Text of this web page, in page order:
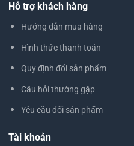
Hỗ trợ khách hàng
Hướng dẫn mua hàng
Hình thức thanh toán
Quy định đổi sản phẩm
Câu hỏi thường gặp
Yêu cầu đổi sản phẩm
Tài khoản